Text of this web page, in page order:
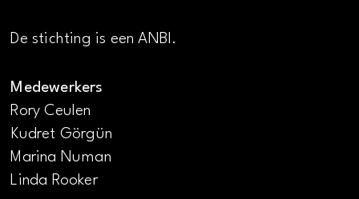
De stichting is een ANBI.
Medewerkers
Rory Ceulen
Kudret Görgün
Marina Numan
Linda Rooker